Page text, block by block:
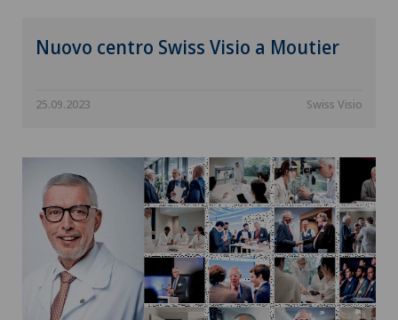
Nuovo centro Swiss Visio a Moutier
25.09.2023 Swiss Visio